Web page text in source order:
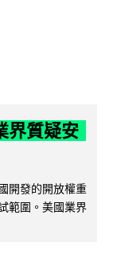
界質疑安
開發的開放權重
範圍。美國業界